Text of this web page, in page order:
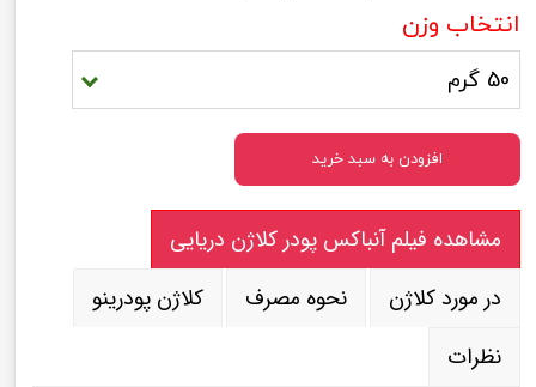
انتخاب وزن
50 گرم
افزودن به سبد خرید
مشاهده فیلم آنباکس پودر کلاژن دریایی
در مورد کلاژن
نحوه مصرف
کلاژن پودرینو
نظرات